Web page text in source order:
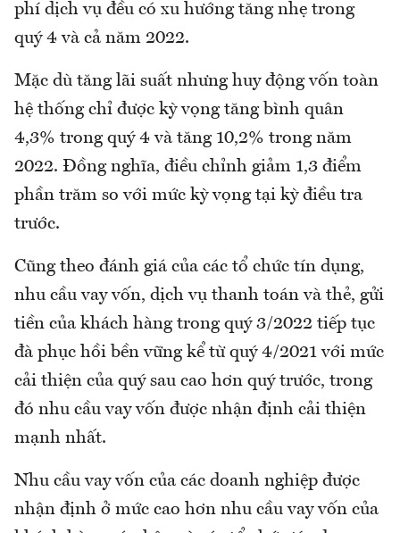
phí dịch vụ đều có xu hướng tăng nhẹ trong
quý 4 và cả năm 2022.
Mặc dù tăng lãi suất nhưng huy động vốn toàn
hệ thống chỉ được kỳ vọng tăng bình quân
4,3% trong quý 4 và tăng 10,2% trong năm
2022. Đồng nghĩa, điều chỉnh giảm 1,3 điểm
phần trăm so với mức kỳ vọng tại kỳ điều tra
trước.
Cũng theo đánh giá của các tổ chức tín dụng,
nhu cầu vay vốn, dịch vụ thanh toán và thẻ, gửi
tiền của khách hàng trong quý 3/2022 tiếp tục
đà phục hồi bền vững kể từ quý 4/2021 với mức
cải thiện của quý sau cao hơn quý trước, trong
đó nhu cầu vay vốn được nhận định cải thiện
mạnh nhất.
Nhu cầu vay vốn của các doanh nghiệp được
nhận định ở mức cao hơn nhu cầu vay vốn của